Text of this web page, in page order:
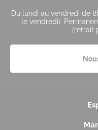
Du lundi au vendredi de
le vendredi).
(retrait